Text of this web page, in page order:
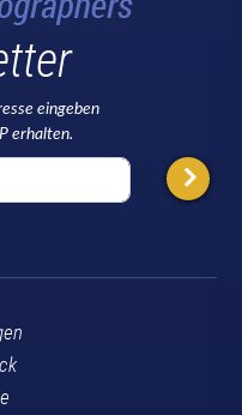
eingeben
erhalten.